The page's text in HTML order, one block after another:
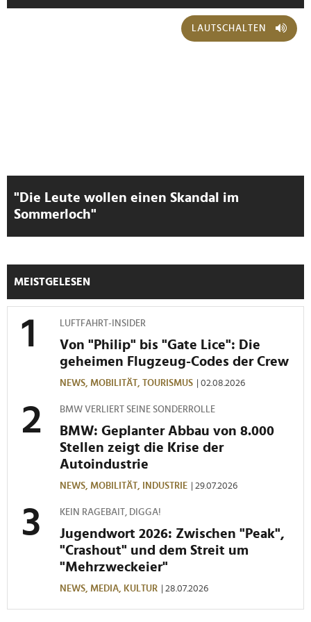
personalisieren, Funktionen für soziale Medien anbieten
zu können und die Zugriffe auf unsere Website zu
analysieren. Außerdem geben wir Informationen zu Ihrer
LAUTSCHALTEN
"Die Leute wollen einen Skandal im
Sommerloch"
MEISTGELESEN
LUFTFAHRT-INSIDER
Von "Philip" bis "Gate Lice": Die
geheimen Flugzeug-Codes der Crew
NEWS, MOBILITÄT, TOURISMUS | 02.08.2026
BMW VERLIERT SEINE SONDERROLLE
BMW: Geplanter Abbau von 8.000
Stellen zeigt die Krise der
Autoindustrie
NEWS, MOBILITÄT, INDUSTRIE | 29.07.2026
KEIN RAGEBAIT, DIGGA!
Jugendwort 2026: Zwischen "Peak",
"Crashout" und dem Streit um
"Mehrzweckeier"
NEWS, MEDIA, KULTUR | 28.07.2026